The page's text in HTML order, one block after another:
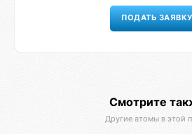
Смотрите
Другие атомы в этой